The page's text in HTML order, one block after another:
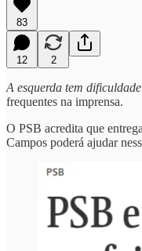
83
12 2
A esquerda tem
frequentes na imprensa.
O PSB acredita que
Campos poderá ajudar